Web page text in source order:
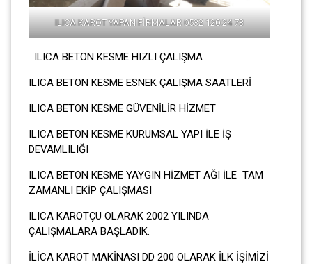
ILICA KAROT YAPAN FİRMALAR 0532 120 24 73
ILICA BETON KESME HIZLI ÇALIŞMA
ILICA BETON KESME ESNEK ÇALIŞMA SAATLERİ
ILICA BETON KESME GÜVENİLİR HİZMET
ILICA BETON KESME KURUMSAL YAPI İLE İŞ
DEVAMLILIĞI
ILICA BETON KESME YAYGIN HİZMET AĞI İLE TAM
ZAMANLI EKİP ÇALIŞMASI
ILICA KAROTÇU OLARAK 2002 YILINDA
ÇALIŞMALARA BAŞLADIK.
İLİCA KAROT MAKİNASI DD 200 OLARAK İLK İŞİMİZİ